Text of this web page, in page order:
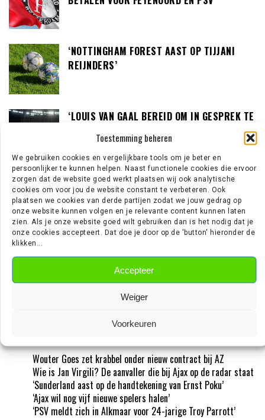
Toestemming beheren
We gebruiken cookies en vergelijkbare tools om je beter en
persoonlijker te kunnen helpen. Naast functionele cookies die ervoor
zorgen dat de website goed werkt plaatsen wij ook analytische
cookies om voor jou de website constant te verbeteren. Ook
plaatsen we cookies van derde partijen zodat we jouw gedrag op
onze website kunnen volgen en je relevante content kunnen laten
zien. Als je onze website goed wilt gebruiken dan is het nodig dat je
onze cookies accepteert. Dat doe je door op de 'button' hieronder de
klikken...
Accepteer
Weiger
Voorkeuren
‘NOTTINGHAM FOREST AAST OP TIJJANI
REIJNDERS’
‘LOUIS VAN GAAL BEREID OM IN GESPREK TE
‘TEUN KOOPMEINERS STAAT VOOR
AVONTUUR IN DE PREMIER LEAGUE’
GROOTMACHT PARIS SAINT-GERMAIN’
EREDIVISIE NIEUWS
Wouter Goes zet krabbel onder nieuw contract bij AZ
Wie is Jan Virgili? De aanvaller die bij Ajax op de radar staat
‘Sunderland aast op de handtekening van Ernst Poku’
‘Ajax wil nog vijf nieuwe spelers halen’
‘PSV meldt zich in Alkmaar voor 24-jarige Troy Parrott’